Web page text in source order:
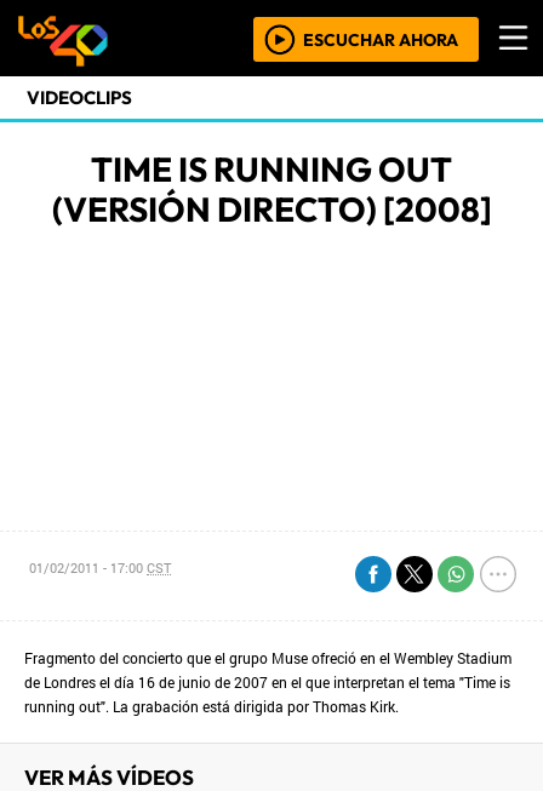
ESCUCHAR AHORA
VIDEOCLIPS
TIME IS RUNNING OUT
(VERSIÓN DIRECTO) [2008]
01/02/2011 - 17:00CST
Fragmento del concierto que el grupo Muse ofreció en el Wembley Stadium
de Londres el día 16 de junio de 2007 en el que interpretan el tema "Time is
running out". La grabación está dirigida por Thomas Kirk.
VER MÁS VÍDEOS